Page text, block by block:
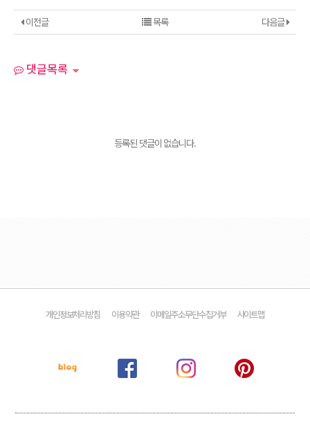
이전글 다음글
목록
댓글목록
등록된 댓글이 없습니다.
개인정보처리방침 이용약관 이메일주소무단수집거부 사이트맵